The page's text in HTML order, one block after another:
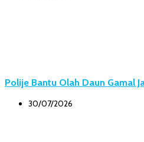
Polije Bantu Olah Daun Gamal
30/07/2026